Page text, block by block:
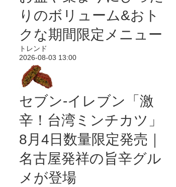
りのボリューム&おト
クな期間限定メニュー
トレンド
2026-08-03 13:00
セブン-イレブン「激
辛！台湾ミンチカツ」
8月4日数量限定発売｜
名古屋発祥の旨辛グル
メが登場